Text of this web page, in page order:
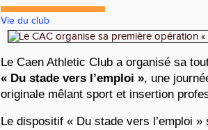
Vie du club
« Du stade vers l’emploi », une
originale mêlant sport et insertion
Le dispositif « Du stade vers l’emploi »